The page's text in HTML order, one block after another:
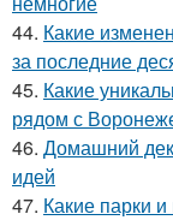
44. Какие
за последние
45. Какие
рядом с
46. Домашний
идей
47. Какие парки